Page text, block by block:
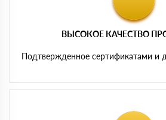
ВЫСОКОЕ КАЧЕСТВО
Подтвержденное сертификатами